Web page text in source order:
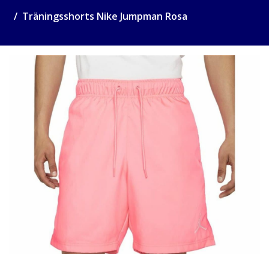
Träningsshorts Nike Jumpman Rosa